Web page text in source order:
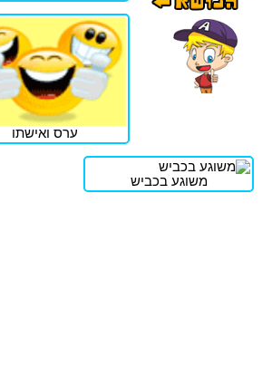
ערס ואישתו
משוגע בכביש